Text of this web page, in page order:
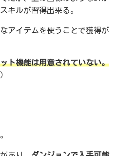
キルが習得出来る。
アイテムを使うことで獲得が
ト機能は用意されていない。